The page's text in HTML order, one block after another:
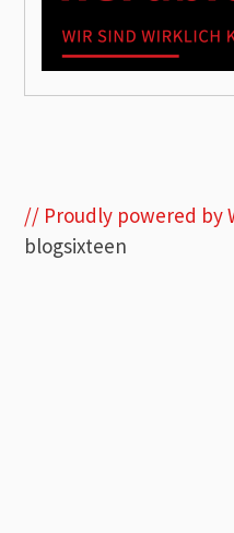
// Proudly powered by
blogsixteen